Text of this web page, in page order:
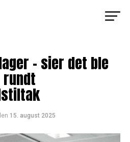
– sier det ble
15. august 2025